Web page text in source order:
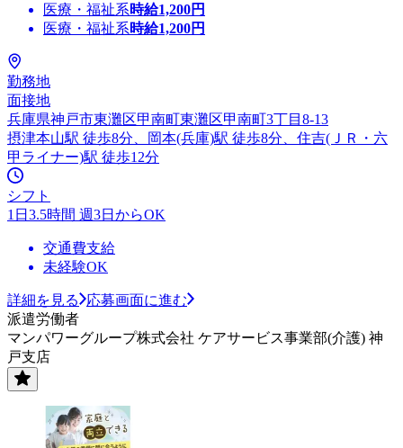
医療・福祉系時給1,200円
医療・福祉系時給1,200円
勤務地
面接地
兵庫県神戸市東灘区甲南町東灘区甲南町3丁目8-13
摂津本山駅 徒歩8分、岡本(兵庫)駅 徒歩8分、住吉(ＪＲ・六
甲ライナー)駅 徒歩12分
シフト
1日3.5時間 週3日からOK
交通費支給
未経験OK
詳細を見る
応募画面に進む
派遣労働者
マンパワーグループ株式会社 ケアサービス事業部(介護) 神
戸支店